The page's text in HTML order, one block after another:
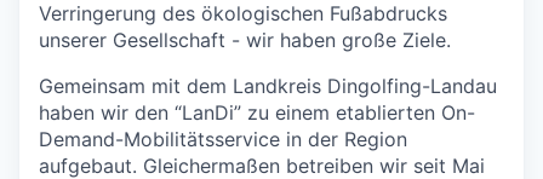
Verringerung des ökologischen Fußabdrucks
unserer Gesellschaft - wir haben große Ziele.
Gemeinsam mit dem Landkreis Dingolfing-Landau
haben wir den “LanDi” zu einem etablierten On-
Demand-Mobilitätsservice in der Region
aufgebaut. Gleichermaßen betreiben wir seit Mai